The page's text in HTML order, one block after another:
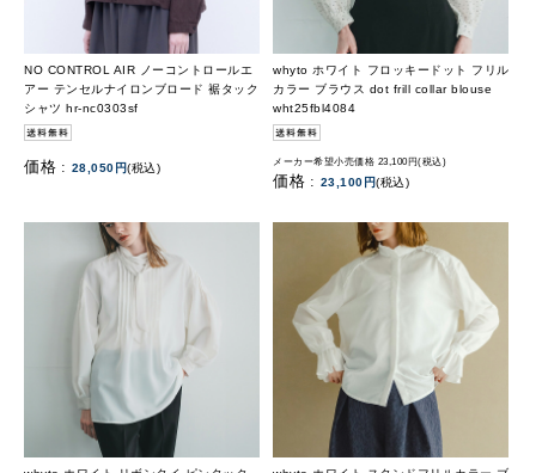
NO CONTROL AIR ノーコントロールエ
アー テンセルナイロンブロード 裾タック
シャツ hr-nc0303sf
価格 : 28,050円(税込)
whyto ホワイト フロッキードット フリル
カラー ブラウス dot frill collar blouse
wht25fbl4084
メーカー希望小売価格 23,100円(税込)
価格 : 23,100円(税込)